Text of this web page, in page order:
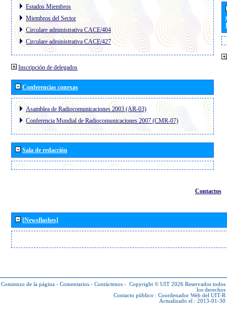
Estados Miembros
Miembros del Sector
Circulare administrativa CACE/404
Circulare administrativa CACE/427
Inscripción de delegados
Conferencias conexas
Asamblea de Radiocomunicaciones 2003 (AR-03)
Conferencia Mundial de Radiocomunicaciones 2007 (CMR-07)
Sala de redacción
Contactos
[Newsflashes]
Comienzo de la página - Comentarios - Contáctenos - Copyright © UIT 2026 Reservados todos
los derechos
Contacto público : Coordenador Web del UIT-R
Actualizado el : 2013-01-30